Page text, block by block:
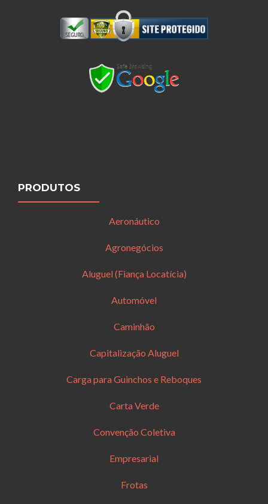
PRODUTOS
Aeronáutico
Agronegócios
Aluguel (Fiança Locatícia)
Automóvel
Caminhão
Capitalização Aluguel
Carga para Guinchos e Reboques
Carta Verde
Convenção Coletiva
Empresarial
Frotas